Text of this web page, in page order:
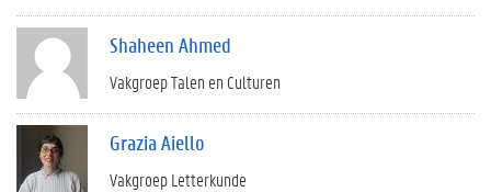
Shaheen Ahmed
Vakgroep Talen en Culturen
Grazia Aiello
Vakgroep Letterkunde